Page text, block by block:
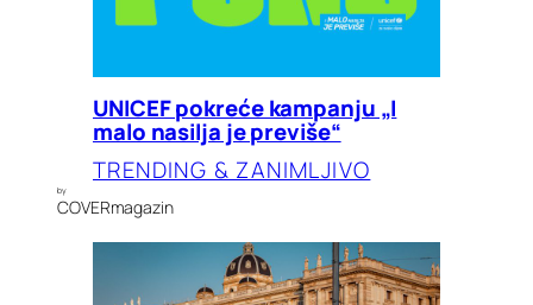
UNICEF pokreće kampanju „I
malo nasilja je previše“
TRENDING & ZANIMLJIVO
by
COVERmagazin